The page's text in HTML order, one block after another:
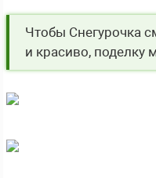
Чтобы Снегурочка
и красиво, поделку